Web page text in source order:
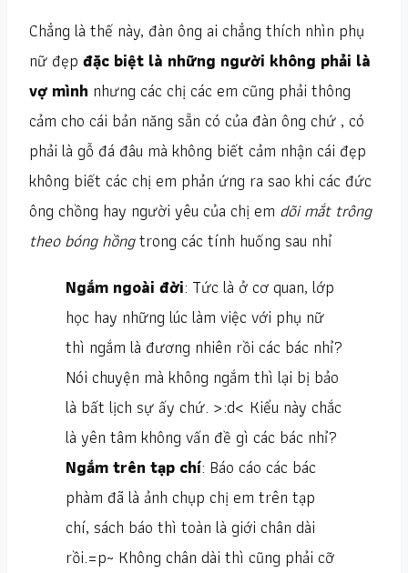
Chẳng là thế này, đàn ông ai chẳng thích nhìn phụ
nữ đẹp đặc biệt là những người không phải là
vợ mình nhưng các chị các em cũng phải thông
cảm cho cái bản năng sẵn có của đàn ông chứ , có
phải là gỗ đá đâu mà không biết cảm nhận cái đẹp
không biết các chị em phản ứng ra sao khi các đức
ông chồng hay người yêu của chị em dõi mắt trông
theo bóng hồngtrong các tính huống sau nhỉ
Ngắm ngoài đời: Tức là ở cơ quan, lớp
học hay những lúc làm việc với phụ nữ
thì ngắm là đương nhiên rồi các bác nhỉ?
Nói chuyện mà không ngắm thì lại bị bảo
là bất lịch sự ấy chứ. >:d< Kiểu này chắc
là yên tâm không vấn đề gì các bác nhỉ?
Ngắm trên tạp chí: Báo cáo các bác
phàm đã là ảnh chụp chị em trên tạp
chí, sách báo thì toàn là giới chân dài
rồi.=p~ Không chân dài thì cũng phải cỡ